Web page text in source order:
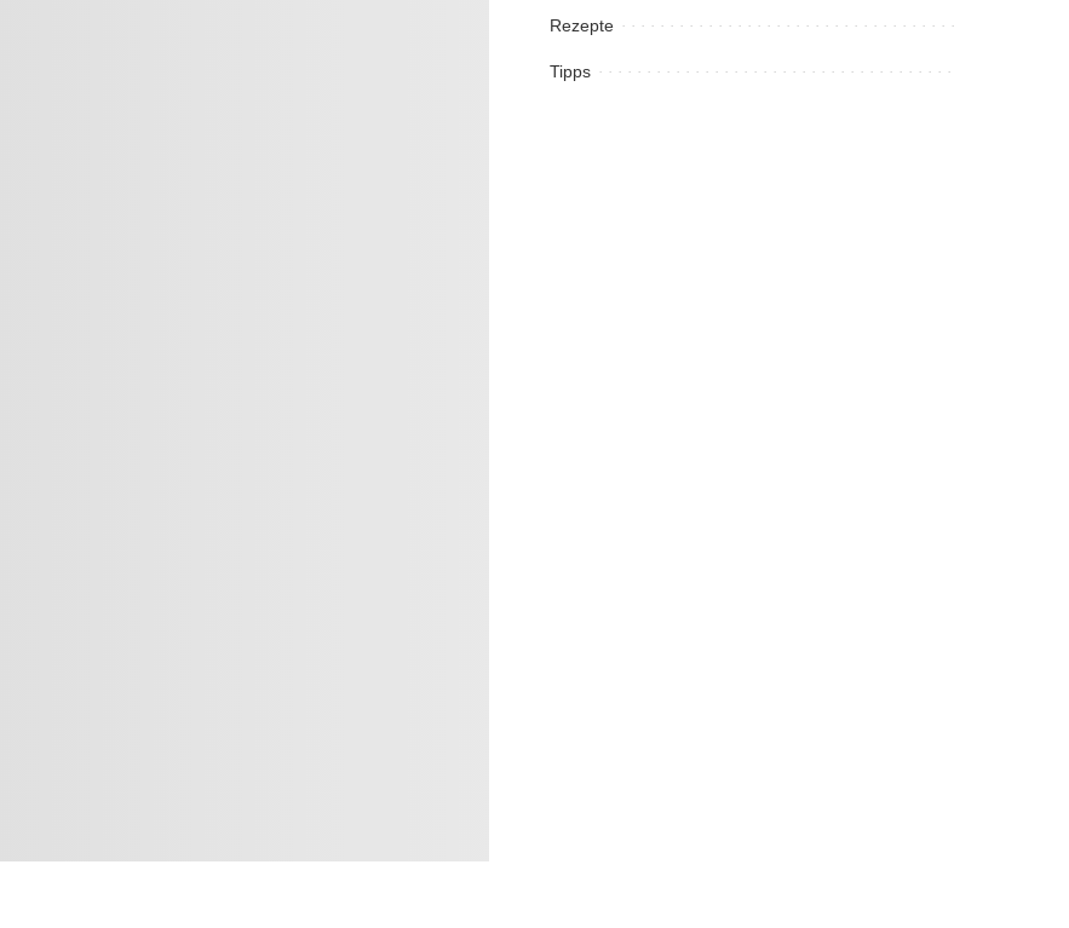
Rezepte
Tipps